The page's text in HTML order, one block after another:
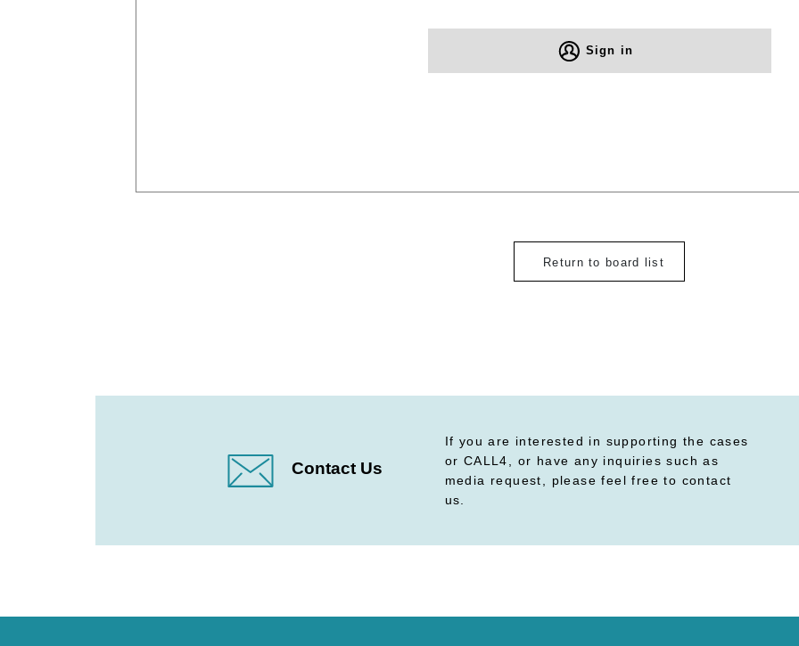
Sign in
Return to board list
Contact Us
If you are interested in supporting the cases
or CALL4, or have any inquiries such as
media request, please feel free to contact
us.